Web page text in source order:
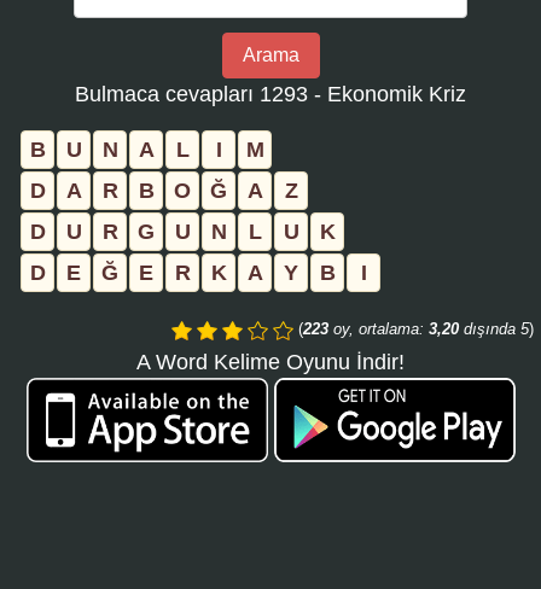
Kelime
Oyunu
bulmaca
girin
ve
aramayı
tıklayın:
Arama
Bulmaca cevapları 1293 - Ekonomik Kriz
B U N A L I
M
D
A R B O Ğ A
Z
D
U R G U N L U
K
D
E Ğ E R K A Y B I
(223 oy, ortalama: 3,20 dışında 5)
A Word Kelime Oyunu İndir!